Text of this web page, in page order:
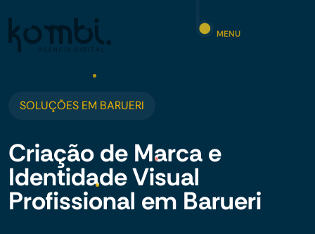
MENU
SOLUÇÕES EM BARUERI
Criação de Marca e
Identidade Visual
Profissional em Barueri